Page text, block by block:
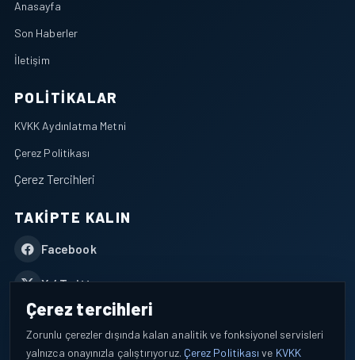
Anasayfa
Son Haberler
İletişim
POLITIKALAR
KVKK Aydınlatma Metni
Çerez Politikası
Çerez Tercihleri
TAKIPTE KALIN
Facebook
X / Twitter
YouTube
WhatsApp
Çerez tercihleri
Zorunlu çerezler dışında kalan analitik ve fonksiyonel servisleri
yalnızca onayınızla çalıştırıyoruz. Çerez Politikası ve KVKK